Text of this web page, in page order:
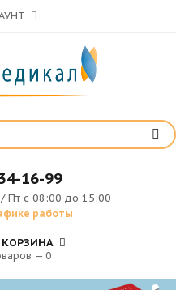
16-99
Пт с 08:00 до 15:00
работы
— 0